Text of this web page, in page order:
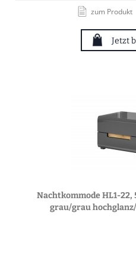
zum Produkt
Jetzt
Nachtkommode HL1-22,
grau/grau